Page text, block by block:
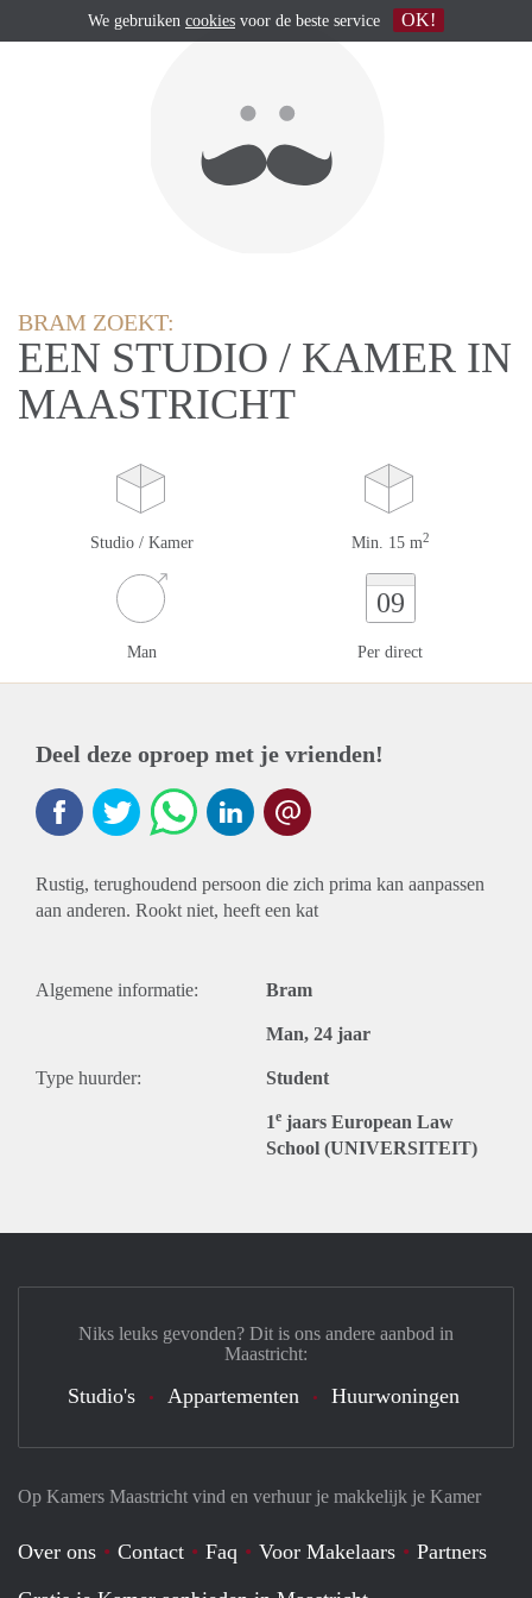
BRAM ZOEKT:
EEN STUDIO / KAMER IN
MAASTRICHT
Studio / Kamer Min. 15 m2
Man
09
Per direct
Deel deze oproep met je vrienden!
Rustig, terughoudend persoon die zich prima kan aanpassen
aan anderen. Rookt niet, heeft een kat
Algemene informatie: Bram
Man, 24 jaar
Type huurder: Student
1e jaars European Law
School (UNIVERSITEIT)
Op Kamers Maastricht vind en verhuur je makkelijk je Kamer
Over ons Contact Faq Voor Makelaars
Partners
Niks leuks gevonden? Dit is ons andere aanbod in
Maastricht:
Studio's Appartementen Huurwoningen
We gebruiken cookies voor de beste service OK!